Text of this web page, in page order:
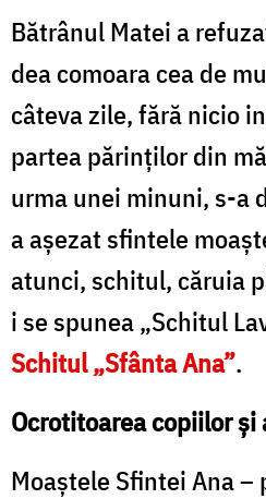
Bătrânul Matei a
dea comoara cea de
câteva zile, fără nicio
partea părinților din
urma unei minuni, s-a
a aşezat sfintele
atunci, schitul, căruia
i se spunea „Schitul
Schitul „Sfânta Ana”.
Ocrotitoarea copiilor
Moaştele Sfintei Ana –